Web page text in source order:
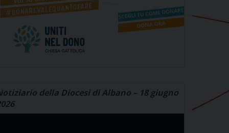
della Diocesi di Albano – 18 giugno